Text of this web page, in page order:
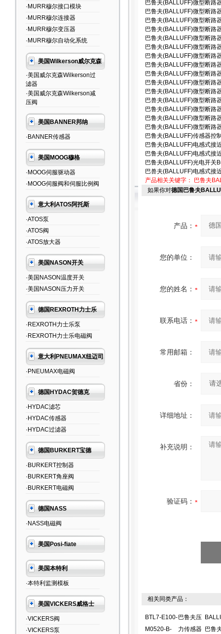
·MURR穆尔接口模块
·MURR穆尔连接器
·MURR穆尔变压器
·MURR穆尔自动化系统
美国Wilkerson威尔克森
·美国威尔克森Wilkerson过
滤器
·美国威尔克森Wilkerson减
压阀
美国BANNER邦纳
·BANNER传感器
美国MOOG穆格
·MOOG伺服驱动器
·MOOG伺服阀和伺服比例阀
意大利ATOS阿托斯
·ATOS泵
·ATOS阀
·ATOS放大器
美国NASON开关
·美国NASON温度开关
·美国NASON压力开关
德国REXROTH力士乐
·REXROTH力士乐泵
·REXROTH力士乐电磁阀
意大利PNEUMAX纽迈司
·PNEUMAX电磁阀
德国HYDAC贺德克
·HYDAC滤芯
·HYDAC传感器
·HYDAC过滤器
德国BURKERT宝德
·BURKERT控制器
·BURKERT角座阀
·BURKERT电磁阀
德国NASS
·NASS电磁阀
美国Posi-fiate
美国本特利
·本特利监测模板
美国VICKERS威格士
·VICKERS阀
·VICKERS泵
巴鲁夫(BALLUFF)微型断路
巴鲁夫(BALLUFF)微型断路
巴鲁夫(BALLUFF)微型断路
巴鲁夫(BALLUFF)微型断路
巴鲁夫(BALLUFF)微型断路
巴鲁夫(BALLUFF)微型断路
巴鲁夫(BALLUFF)微型断路
巴鲁夫(BALLUFF)微型断路
巴鲁夫(BALLUFF)微型断路
巴鲁夫(BALLUFF)微型断路
巴鲁夫(BALLUFF)微型断路
巴兽夫(BALLUFF)微型断路
巴鲁夫(BALLUFF)微型断路
巴鲁夫(BALLUFF)微型断路
巴鲁夫(BALLUFF)微型断路
巴鲁夫(BALLUFF)传感器控
巴鲁夫(BALLUFF)电感式接
巴鲁夫(BALLUFF)电感式接
巴鲁夫(BALLUFF)光电开关
巴兽夫(BALLUFF)电感式接
产品相关关键字：
巴鲁夫
如果你对德国巴鲁夫
产品：
您的单位：
您的姓名：
联系电话：
常用邮箱：
省份：
详细地址：
补充说明：
验证码：
相关同类产品：
BTL7-E100-
M0520-B-
巴鲁夫压
力传感器 巴鲁